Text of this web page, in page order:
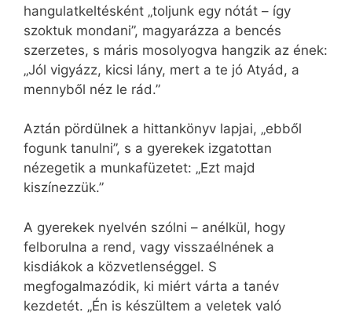
hangulatkeltésként „toljunk egy nótát – így
szoktuk mondani”, magyarázza a bencés
szerzetes, s máris mosolyogva hangzik az ének:
„Jól vigyázz, kicsi lány, mert a te jó Atyád, a
mennyből néz le rád.”
Aztán pördülnek a hittankönyv lapjai, „ebből
fogunk tanulni”, s a gyerekek izgatottan
nézegetik a munkafüzetet: „Ezt majd
kiszínezzük.”
A gyerekek nyelvén szólni – anélkül, hogy
felborulna a rend, vagy visszaélnének a
kisdiákok a közvetlenséggel. S
megfogalmazódik, ki miért várta a tanév
kezdetét. „Én is készültem a veletek való